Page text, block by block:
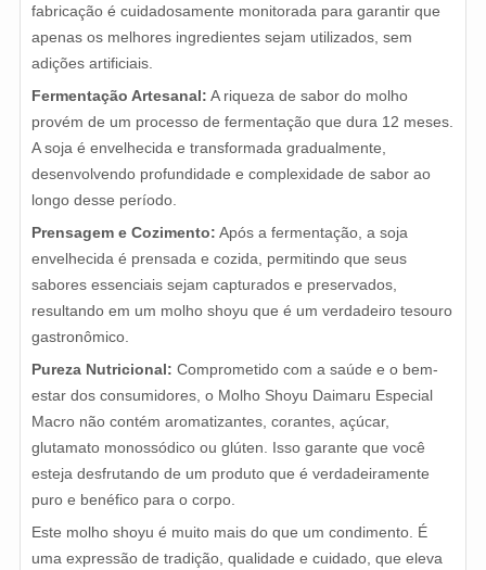
fabricação é cuidadosamente monitorada para garantir que
apenas os melhores ingredientes sejam utilizados, sem
adições artificiais.
Fermentação Artesanal: A riqueza de sabor do molho
provém de um processo de fermentação que dura 12 meses.
A soja é envelhecida e transformada gradualmente,
desenvolvendo profundidade e complexidade de sabor ao
longo desse período.
Prensagem e Cozimento: Após a fermentação, a soja
envelhecida é prensada e cozida, permitindo que seus
sabores essenciais sejam capturados e preservados,
resultando em um molho shoyu que é um verdadeiro tesouro
gastronômico.
Pureza Nutricional: Comprometido com a saúde e o bem-
estar dos consumidores, o Molho Shoyu Daimaru Especial
Macro não contém aromatizantes, corantes, açúcar,
glutamato monossódico ou glúten. Isso garante que você
esteja desfrutando de um produto que é verdadeiramente
puro e benéfico para o corpo.
Este molho shoyu é muito mais do que um condimento. É
uma expressão de tradição, qualidade e cuidado, que eleva